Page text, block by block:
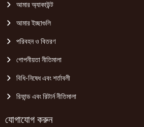
আমার অ্যাকাউন্ট
আমার ইচ্ছাগুলি
পরিবহন ও বিতরণ
গোপনীয়তা নীতিমালা
বিধি-নিষেধ এবং শর্তাবলী
রিফান্ড এবং রিটার্ন নীতিমালা
যোগাযোগ করুন